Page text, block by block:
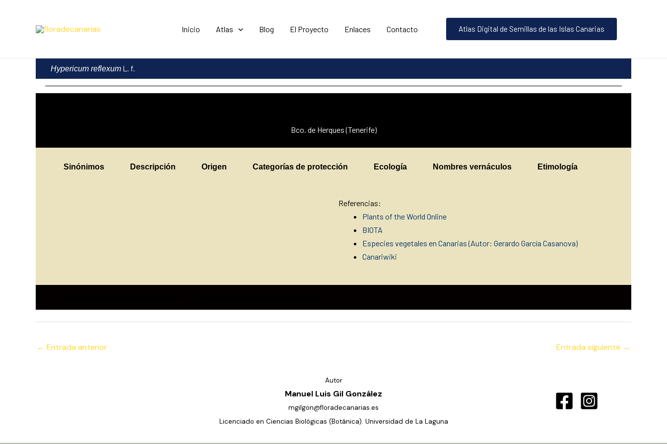
contenido
Inicio Atlas Blog El Proyecto Enlaces Contacto Atlas Digital de Semillas de las Islas Canarias
Hypericum reflexum L. f.
Bco. de Herques (Tenerife)
Sinónimos Descripción Origen Categorías de protección Ecología Nombres vernáculos Etimología
Referencias:
Plants of the World Online
BIOTA
Especies vegetales en Canarias (Autor: Gerardo García Casanova)
Canariwiki
← Entrada anterior Entrada siguiente →
Autor
Manuel Luis Gil González
mgilgon@floradecanarias.es
Licenciado en Ciencias Biológicas (Botánica). Universidad de La Laguna